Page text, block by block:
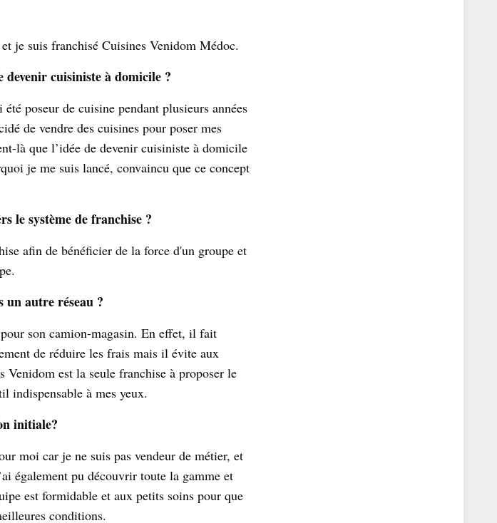
je suis franchisé Cuisines Venidom Médoc.
cuisiniste à domicile ?
poseur de cuisine pendant plusieurs années
de vendre des cuisines pour poser mes
là que l’idée de devenir cuisiniste à domicile
je me suis lancé, convaincu que ce concept
le système de franchise ?
afin de bénéficier de la force d'un groupe et
un autre réseau ?
son camion-magasin. En effet, il fait
de réduire les frais mais il évite aux
Venidom est la seule franchise à proposer le
indispensable à mes yeux.
initiale?
moi car je ne suis pas vendeur de métier, et
également pu découvrir toute la gamme et
est formidable et aux petits soins pour que
conditions.